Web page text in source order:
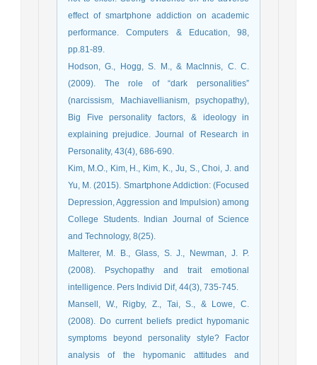
effect of smartphone addiction on academic
performance. Computers & Education, 98,
pp.81-89.
Hodson, G., Hogg, S. M., & MacInnis, C. C.
(2009). The role of “dark personalities”
(narcissism, Machiavellianism, psychopathy),
Big Five personality factors, & ideology in
explaining prejudice. Journal of Research in
Personality, 43(4), 686-690.
Kim, M.O., Kim, H., Kim, K., Ju, S., Choi, J. and
Yu, M. (2015). Smartphone Addiction: (Focused
Depression, Aggression and Impulsion) among
College Students. Indian Journal of Science
and Technology, 8(25).
Malterer, M. B., Glass, S. J., Newman, J. P.
(2008). Psychopathy and trait emotional
intelligence. Pers Individ Dif, 44(3), 735-745.
Mansell, W., Rigby, Z., Tai, S., & Lowe, C.
(2008). Do current beliefs predict hypomanic
symptoms beyond personality style? Factor
analysis of the hypomanic attitudes and